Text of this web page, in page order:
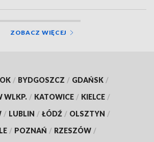
ZOBACZ WIĘCEJ
/ BYDGOSZCZ / GDAŃSK /
WLKP. / KATOWICE / KIELCE /
/ LUBLIN / ŁÓDŹ / OLSZTYN /
/ POZNAŃ / RZESZÓW /